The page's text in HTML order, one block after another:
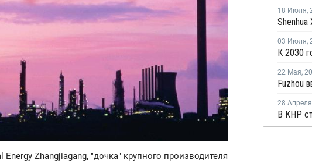
Energy Zhangjiagang, "дочка" крупного производителя
18 Июля,
03 Июля,
22 Мая,
28 Апреля